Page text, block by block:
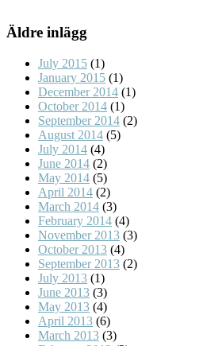
Äldre inlägg
July 2015 (1)
January 2015 (1)
December 2014 (1)
October 2014 (1)
September 2014 (2)
August 2014 (5)
July 2014 (4)
June 2014 (2)
May 2014 (5)
April 2014 (2)
March 2014 (3)
February 2014 (4)
November 2013 (3)
October 2013 (4)
September 2013 (2)
July 2013 (1)
June 2013 (3)
May 2013 (4)
April 2013 (6)
March 2013 (3)